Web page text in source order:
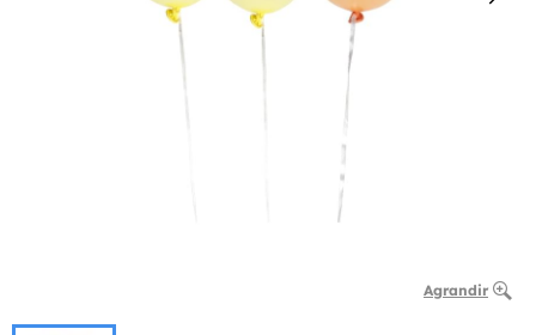
Agrandir